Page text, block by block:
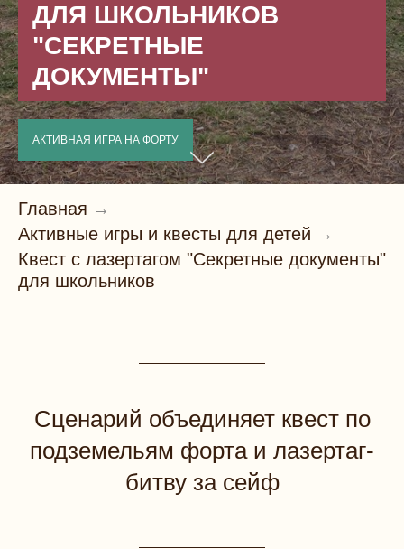
ДЛЯ ШКОЛЬНИКОВ
"СЕКРЕТНЫЕ
ДОКУМЕНТЫ"
АКТИВНАЯ ИГРА НА ФОРТУ
Главная →
Активные игры и квесты для детей →
Квест с лазертагом "Секретные документы"
для школьников
Сценарий объединяет квест по
подземельям форта и лазертаг-
битву за сейф